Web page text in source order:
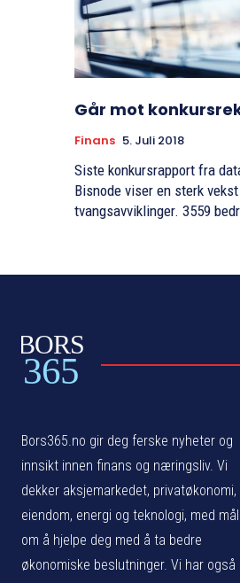
Går mot
Finans 5. Juli 2018
Siste konkursrapport fra
Bisnode viser en sterk
tvangsavviklinger. 3559
BORS
365
Bors365.no gir deg ferske nyheter og
innsikt innen finans og næringsliv. Vi
dekker aksjemarkedet, privatøkonomi,
eiendom, energi og teknologi, med mål
om å hjelpe deg med å ta bedre
økonomiske beslutninger. Vi har også